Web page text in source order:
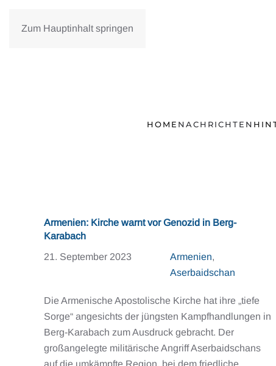
Zum Hauptinhalt springen
HOME NACHRICHTEN
Armenien: Kirche warnt vor Genozid in Berg-
Karabach
21. September 2023
Armenien,
Aserbaidschan
Die Armenische Apostolische Kirche hat ihre „tiefe
Sorge“ angesichts der jüngsten Kampfhandlungen in
Berg-Karabach zum Ausdruck gebracht. Der
großangelegte militärische Angriff Aserbaidschans
auf die umkämpfte Region, bei dem friedliche